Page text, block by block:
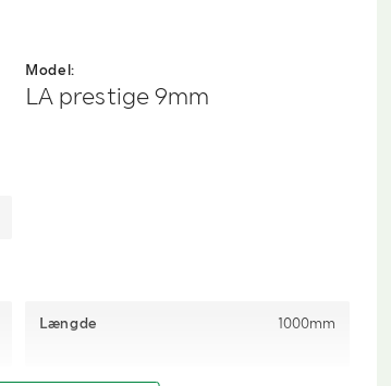
Model:
LA prestige 9mm
Længde 1000mm